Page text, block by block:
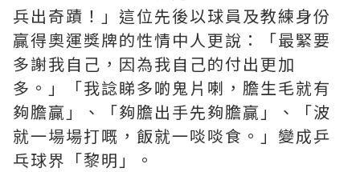
兵出奇蹟！」這位先後以球員及教練身份
贏得奧運獎牌的性情中人更說：「最緊要
多謝我自己，因為我自己的付出更加
多。」「我諗睇多啲鬼片喇，膽生毛就有
夠膽贏」、「夠膽出手先夠膽贏」、「波
就一場場打嘅，飯就一啖啖食。」變成乒
乓球界「黎明」。